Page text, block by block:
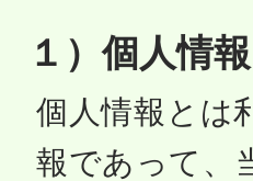
１）個人情報
個人情報とは
報であって、